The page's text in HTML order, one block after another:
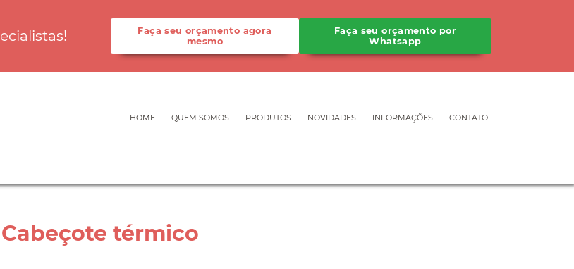
Faça seu orçamento agora
mesmo
Faça seu orçamento por
Whatsapp
HOME QUEM SOMOS PRODUTOS NOVIDADES INFORMAÇÕES CONTATO
Cabeçote térmico